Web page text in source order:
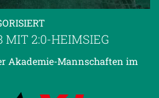
MIT 2:0-HEIMSIEG
Akademie-Mannschaften im